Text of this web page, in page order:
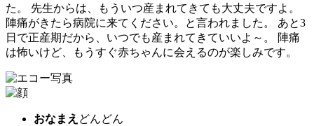
た。 先生からは、もういつ産まれてきても大丈夫ですよ。
陣痛がきたら病院に来てください。と言われました。 あと3
日で正産期だから、いつでも産まれてきていいよ～。 陣痛
は怖いけど、もうすぐ赤ちゃんに会えるのが楽しみです。
おなまえ どんどん